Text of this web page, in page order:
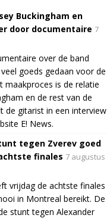
Buckingham en
door documentaire 7
over de band
goeds gedaan voor de
maakproces is de relatie
en de rest van de
de gitarist in een interview
E! News.
tegen Zverev goed
finales 7 augustus
vrijdag de achtste finales
in Montreal bereikt. De
stunt tegen Alexander